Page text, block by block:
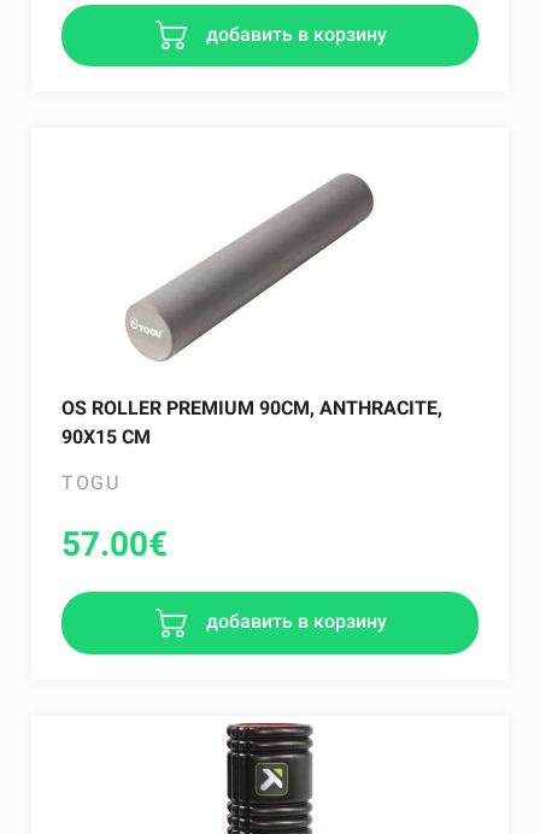
добавить в корзину
OS ROLLER PREMIUM 90CM, ANTHRACITE,
90X15 CM
TOGU
57.00€
добавить в корзину